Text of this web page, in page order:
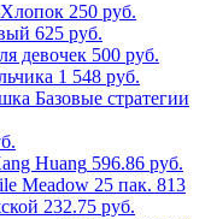
250 руб.
625 руб.
500 руб.
1 548 руб.
596.86 руб.
813
232.75 руб.